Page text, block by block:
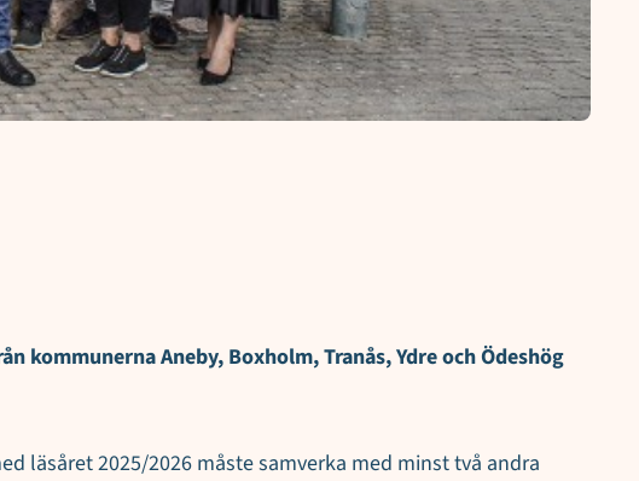
kommunerna Aneby, Boxholm, Tranås, Ydre och Ödeshög
läsåret 2025/2026 måste samverka med minst två andra